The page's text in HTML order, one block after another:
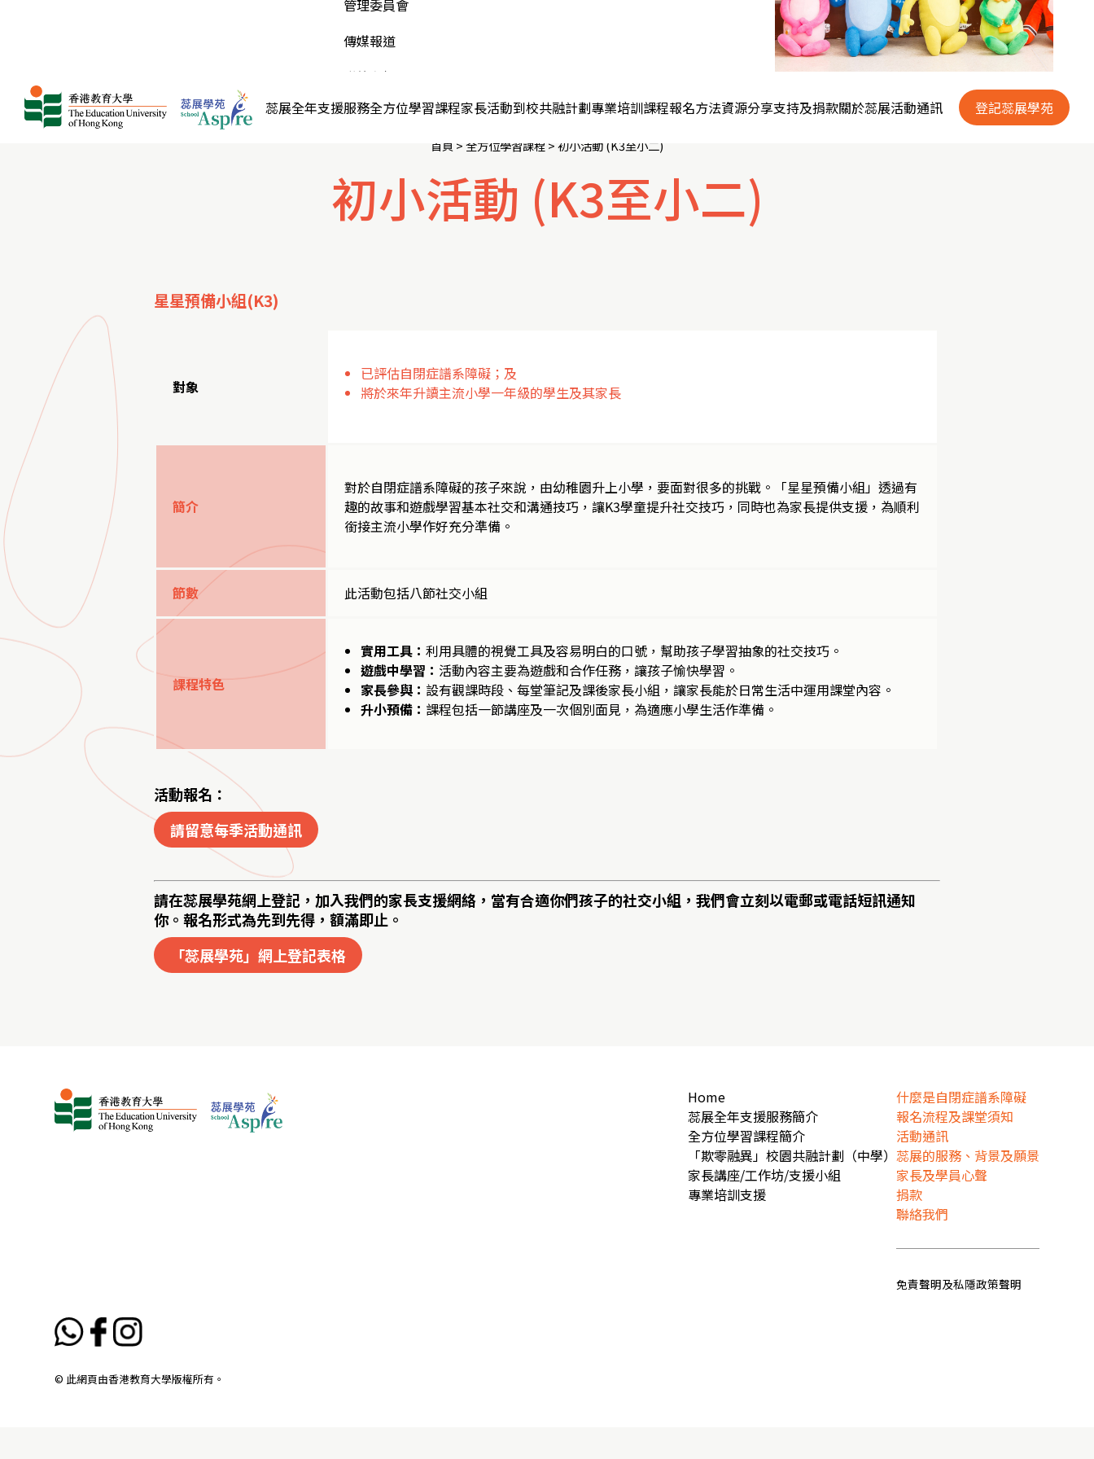
蕊展全年支援服務全方位學習課程家長活動到校共融計劃專業培訓課程報名方法資源分享支持及捐款關於蕊展活動通訊 登記蕊展學苑
AnMe個人成長計劃
個別跟進服務
初中活動 (中一至中三)
高中活動 (中四至中六)
大專或以上活動
活動通訊
常見問題
登記「蕊展學苑」
管理委員會
傳媒報道
聯絡我們
首頁 > 全方位學習課程 >初小活動 (K3至小二)
初小活動 (K3至小二)
星星預備小組(K3)
對象
已評估自閉症譜系障礙；及
將於來年升讀主流小學一年級的學生及其家長
簡介
對於自閉症譜系障礙的孩子來說，由幼稚園升上小學，要面對很多的挑戰。「星星預備小組」透過有
趣的故事和遊戲學習基本社交和溝通技巧，讓K3學童提升社交技巧，同時也為家長提供支援，為順利
銜接主流小學作好充分準備。
節數 此活動包括八節社交小組
課程特色
實用工具：利用具體的視覺工具及容易明白的口號，幫助孩子學習抽象的社交技巧。
遊戲中學習： 活動內容主要為遊戲和合作任務，讓孩子愉快學習。
家長參與： 設有觀課時段、每堂筆記及課後家長小組，讓家長能於日常生活中運用課堂內容。
升小預備： 課程包括一節講座及一次個別面見，為適應小學生活作準備。
活動報名：
請留意每季活動通訊
請在蕊展學苑網上登記，加入我們的家長支援網絡，當有合適你們孩子的社交小組，我們會立刻以電郵或電話短訊通知
你。報名形式為先到先得，額滿即止。
「蕊展學苑」網上登記表格
Home
蕊展全年支援服務簡介
全方位學習課程簡介
「欺零融異」校園共融計劃（中學）
家長講座/工作坊/支援小組
專業培訓支援
什麼是自閉症譜系障礙
報名流程及課堂須知
活動通訊
蕊展的服務、背景及願景
家長及學員心聲
捐款
聯絡我們
免責聲明及私隱政策聲明
© 此網頁由香港教育大學版權所有。